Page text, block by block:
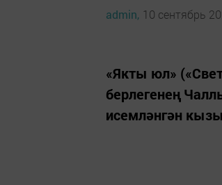
admin, 10 сентябрь
«Якты юл»
берлегенең
исемләнгән